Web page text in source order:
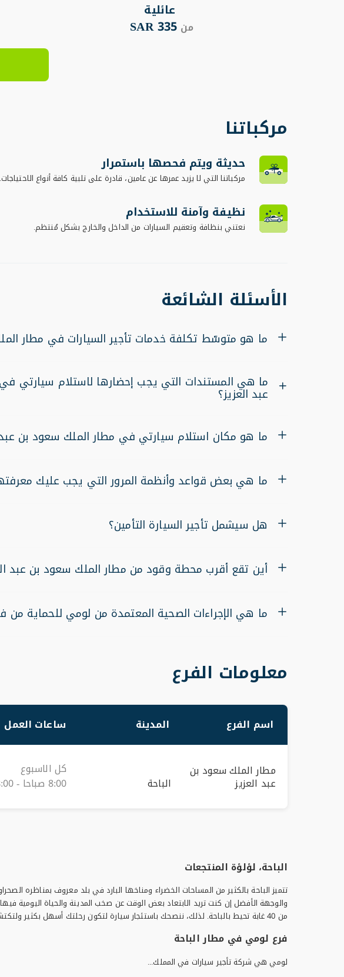
عائلية
من 335 SAR
مركباتنا
حديثة ويتم فحصها باستمرار
مركباتنا التي لا يزيد عمرها عن عامين، قادرة على تلبية كافة أنواع الاحتياجات.
نظيفة وآمنة للاستخدام
نعتني بنظافة وتعقيم السيارات من الداخل والخارج بشكل مُنتظم.
الأسئلة الشائعة
ما هو متوسّط ​​تكلفة خدمات تأجير السيارات في مطار
ما هي المستندات التي يجب إحضارها لاستلام سيارتي
عبد العزيز؟
ما هو مكان استلام سيارتي في مطار الملك سعود بن عبد
ما هي بعض قواعد وأنظمة المرور التي يجب عليك
هل سيشمل تأجير السيارة التأمين؟
أين تقع أقرب محطة وقود من مطار الملك سعود بن عبد
ما هي الإجراءات الصحية المعتمدة من لومي للحماية من
معلومات الفرع
اسم الفرع المدينة ساعات العمل
مطار الملك سعود بن
عبد العزيز الباحة
كل الاسبوع
8:00 صباحا - 8:00 مساء
الباحة، لؤلؤة المنتجعات
تتميز الباحة بالكثير من المساحات الخضراء ومناخها البارد في بلد معروف
والوجهة الأفضل إن كنت تريد الابتعاد بعض الوقت عن صخب المدينة والحياة اليومية
من 40 غابة تحيط بالباحة. لذلك، ننصحك باستئجار سيارة لتكون رحلتك أسهل بكثير ولتكتشف أفضل المناطق السياحية والمناطق الشهيرة بنفسك.
فرع لومي في مطار الباحة
لومي هي شركة تأجير سيارات في المملك...